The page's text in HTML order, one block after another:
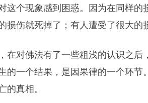
这个现象感到困惑。因为在同样
损伤就死掉了；有人遭受了很大的
在对佛法有了一些粗浅的认识之
的一个结果，是因果律的一个环节
的真相。